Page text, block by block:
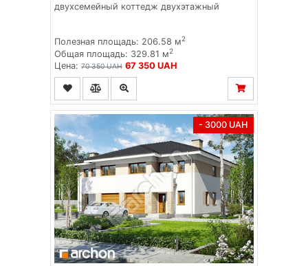
двухсемейный коттедж двухэтажный
Полезная площадь: 206.58 м2
Общая площадь: 329.81 м2
Цена: 70 350 UAH 67 350 UAH
- 3000 UAH